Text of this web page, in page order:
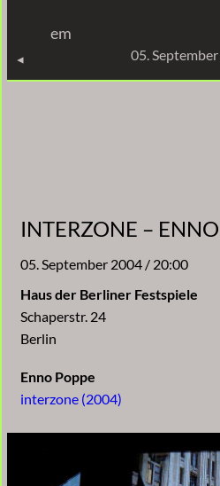
springen
em
05.
INTERZONE –
05. September 2004 / 20:00
Haus der Berliner Festspiele
Schaperstr. 24
Berlin
Enno Poppe
interzone (2004)